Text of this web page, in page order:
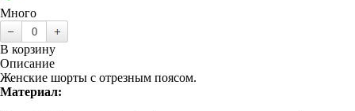
Много
В корзину
Описание
Женские шорты с отрезным поясом.
Материал: